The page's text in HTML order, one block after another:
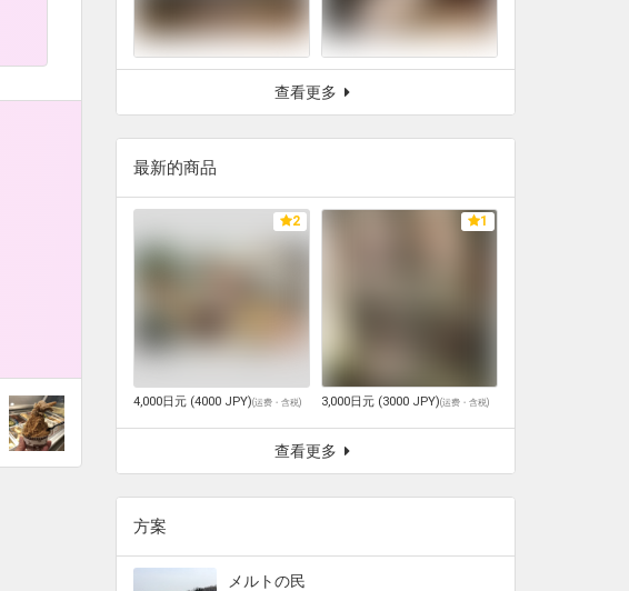
查看更多
最新的商品
2
4,000日元 (4000 JPY)(运费・含税)
1
3,000日元 (3000 JPY)(运费・含税)
查看更多
方案
メルトの民